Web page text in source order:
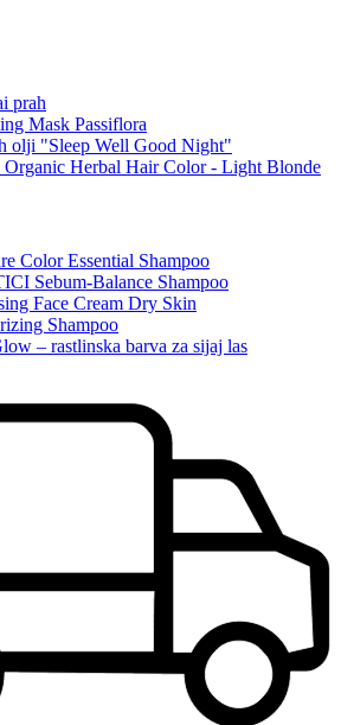
prah
Mask Passiflora
olji "Sleep Well Good Night"
Herbal Hair Color - Light Blonde
Color Essential Shampoo
Sebum-Balance Shampoo
Face Cream Dry Skin
Shampoo
– rastlinska barva za sijaj las